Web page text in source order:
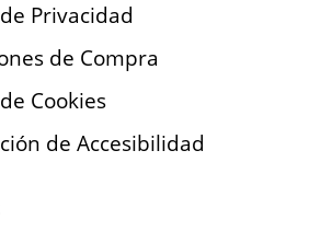
Privacidad
de Compra
Cookies
de Accesibilidad